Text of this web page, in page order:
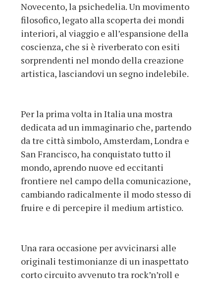
Novecento, la psichedelia. Un movimento
filosofico, legato alla scoperta dei mondi
interiori, al viaggio e all’espansione della
coscienza, che si è riverberato con esiti
sorprendenti nel mondo della creazione
artistica, lasciandovi un segno indelebile.
Per la prima volta in Italia una mostra
dedicata ad un immaginario che, partendo
da tre città simbolo, Amsterdam, Londra e
San Francisco, ha conquistato tutto il
mondo, aprendo nuove ed eccitanti
frontiere nel campo della comunicazione,
cambiando radicalmente il modo stesso di
fruire e di percepire il medium artistico.
Una rara occasione per avvicinarsi alle
originali testimonianze di un inaspettato
corto circuito avvenuto tra rock’n’roll e